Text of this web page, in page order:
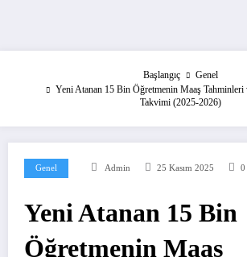
Başlangıç
Genel
Yeni Atanan 15 Bin Öğretmenin Maaş Tahminleri
Takvimi (2025-2026)
Genel Admin 25 Kasım 2025 0
Yeni Atanan 15 Bin
Öğretmenin Maaş